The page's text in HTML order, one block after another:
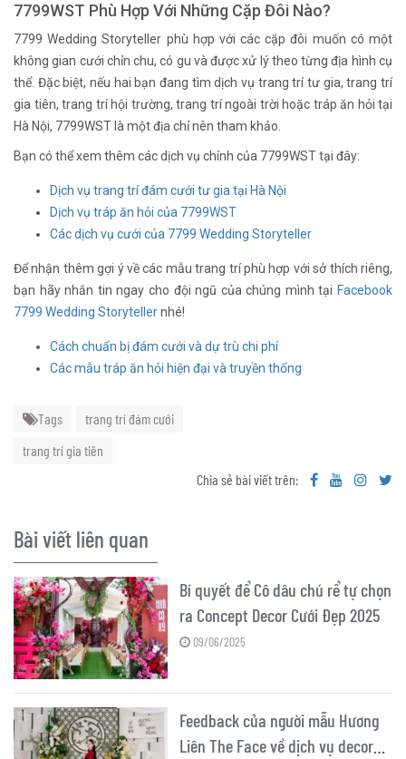
7799WST Phù Hợp Với Những Cặp Đôi Nào?
7799 Wedding Storyteller phù hợp với các cặp đôi muốn có một
không gian cưới chỉn chu, có gu và được xử lý theo từng địa hình cụ
thể. Đặc biệt, nếu hai bạn đang tìm dịch vụ trang trí tư gia, trang trí
gia tiên, trang trí hội trường, trang trí ngoài trời hoặc tráp ăn hỏi tại
Hà Nội, 7799WST là một địa chỉ nên tham khảo.
Bạn có thể xem thêm các dịch vụ chính của 7799WST tại đây:
Dịch vụ trang trí đám cưới tư gia tại Hà Nội
Dịch vụ tráp ăn hỏi của 7799WST
Các dịch vụ cưới của 7799 Wedding Storyteller
Để nhận thêm gợi ý về các mẫu trang trí phù hợp với sở thích riêng,
bạn hãy nhắn tin ngay cho đội ngũ của chúng mình tại Facebook
7799 Wedding Storytellernhé!
Cách chuẩn bị đám cưới và dự trù chi phí
Các mẫu tráp ăn hỏi hiện đại và truyền thống
Tags
trang trí đám cưới
trang trí gia tiên
Chia sẻ bài viết trên:
Bài viết liên quan
Bí quyết để Cô dâu chú rể tự chọn
ra Concept Decor Cưới Đẹp 2025
09/06/2025
Feedback của người mẫu Hương
Liên The Face về dịch vụ decor